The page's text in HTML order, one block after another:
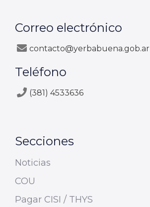
Correo electrónico
contacto@yerbabuena.gob.ar
Teléfono
(381) 4533636
Secciones
Noticias
COU
Pagar CISI / THYS